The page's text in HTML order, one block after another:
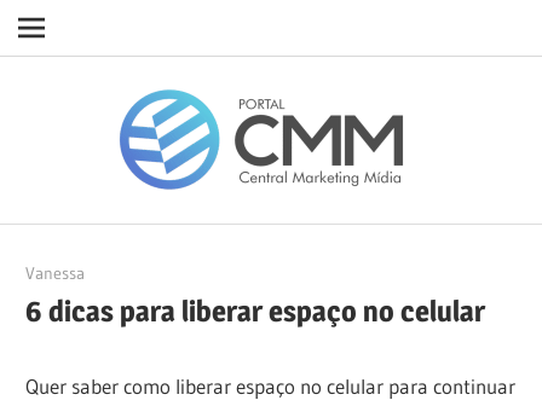
Navigation
25/07/2023
Vanessa
6 dicas para liberar espaço no celular
Quer saber como liberar espaço no celular para continuar